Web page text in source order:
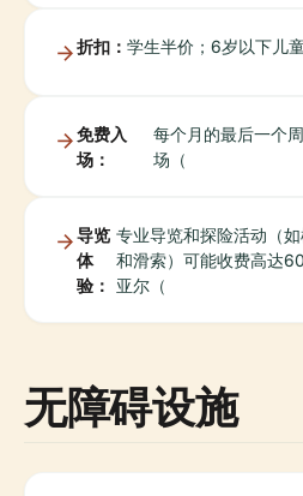
折扣： 学生半价；6岁以下儿
免费入
场：
每个月的最后一个
场（
导览
体
验：
专业导览和探险活动（
和滑索）可能收费高达
亚尔（
无障碍设施